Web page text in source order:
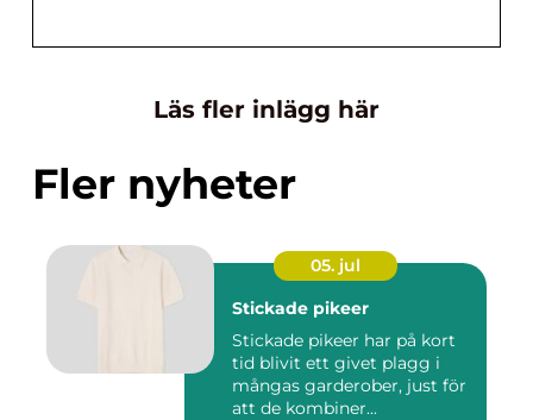
Läs fler inlägg här
Fler nyheter
05. jul
Stickade pikeer
Stickade pikeer har på kort
tid blivit ett givet plagg i
mångas garderober, just för
att de kombiner...